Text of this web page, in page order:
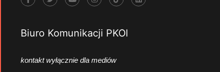
Biuro Komunikacji PKOl
kontakt wyłącznie dla mediów